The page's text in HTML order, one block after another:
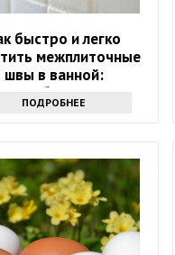
быстро и легко
межплиточные
швы в ванной:
понадобится соль
ПОДРОБНЕЕ